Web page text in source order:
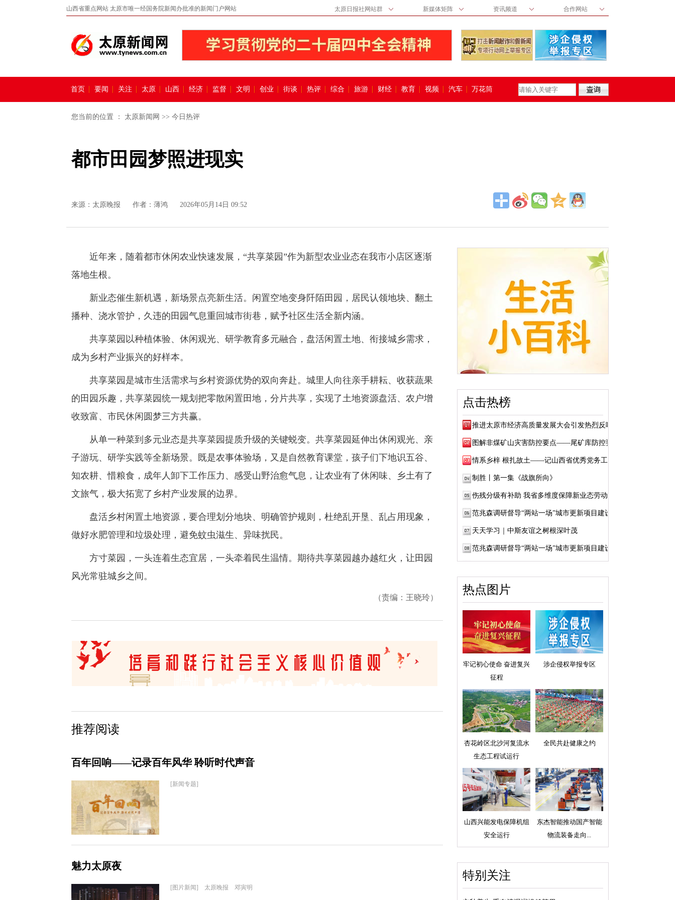
山西省重点网站 太原市唯一经国务院新闻办批准的新闻门户网站 太原日报社网站群 新媒体矩阵 资讯频道 合作网站
首页 要闻 关注 太原 山西 经济 监督 文明 创业 街谈 热评 综合 旅游 财经 教育 视频 汽车 万花筒
您当前的位置 ： 太原新闻网 >> 今日热评
都市田园梦照进现实
来源： 太原晚报 作者：薄鸿 2026年05月14日 09:52
近年来，随着都市休闲农业快速发展，“共享菜园”作为新型农业业态在我市小店区逐渐
落地生根。
新业态催生新机遇，新场景点亮新生活。闲置空地变身阡陌田园，居民认领地块、翻土
播种、浇水管护，久违的田园气息重回城市街巷，赋予社区生活全新内涵。
共享菜园以种植体验、休闲观光、研学教育多元融合，盘活闲置土地、衔接城乡需求，
成为乡村产业振兴的好样本。
共享菜园是城市生活需求与乡村资源优势的双向奔赴。城里人向往亲手耕耘、收获蔬果
的田园乐趣，共享菜园统一规划把零散闲置田地，分片共享，实现了土地资源盘活、农户增
收致富、市民休闲圆梦三方共赢。
从单一种菜到多元业态是共享菜园提质升级的关键蜕变。共享菜园延伸出休闲观光、亲
子游玩、研学实践等全新场景。既是农事体验场，又是自然教育课堂，孩子们下地识五谷、
知农耕、惜粮食，成年人卸下工作压力、感受山野治愈气息，让农业有了休闲味、乡土有了
文旅气，极大拓宽了乡村产业发展的边界。
盘活乡村闲置土地资源，要合理划分地块、明确管护规则，杜绝乱开垦、乱占用现象，
做好水肥管理和垃圾处理，避免蚊虫滋生、异味扰民。
方寸菜园，一头连着生态宜居，一头牵着民生温情。期待共享菜园越办越红火，让田园
风光常驻城乡之间。
（责编：王晓玲）
推荐阅读
百年回响——记录百年风华 聆听时代声音
[新闻专题]
魅力太原夜
[图片新闻] 太原晚报 邓寅明
点击热榜
推进太原市经济高质量发展大会引发热烈反响
图解非煤矿山灾害防控要点——尾矿库防控要点
情系乡梓 根扎故土——记山西省优秀党务工作...
制胜丨第一集《战旗所向》
伤残分级有补助 我省多维度保障新业态劳动者...
范兆森调研督导“两站一场”城市更新项目建设
天天学习｜中斯友谊之树根深叶茂
范兆森调研督导“两站一场”城市更新项目建设
热点图片
牢记初心使命 奋进复兴
征程
涉企侵权举报专区
杏花岭区北沙河复流水
生态工程试运行
全民共赴健康之约
山西兴能发电保障机组
安全运行
东杰智能推动国产智能
物流装备走向...
特别关注